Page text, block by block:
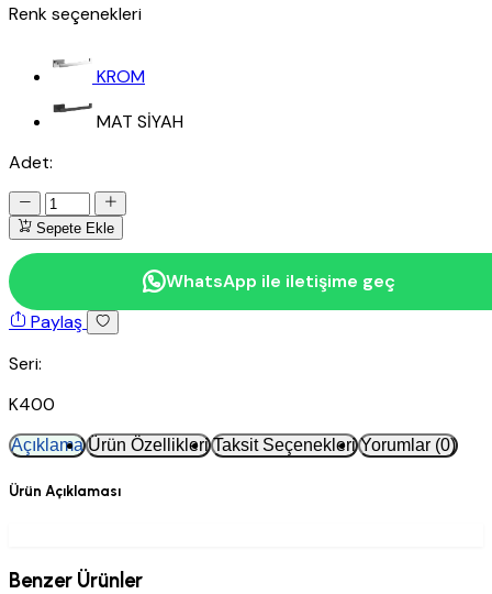
Renk seçenekleri
KROM
MAT SİYAH
Adet:
Sepete Ekle
WhatsApp ile iletişime geç
Paylaş
Seri:
K400
Açıklama Ürün Özellikleri Taksit Seçenekleri Yorumlar (0)
Ürün Açıklaması
Benzer Ürünler